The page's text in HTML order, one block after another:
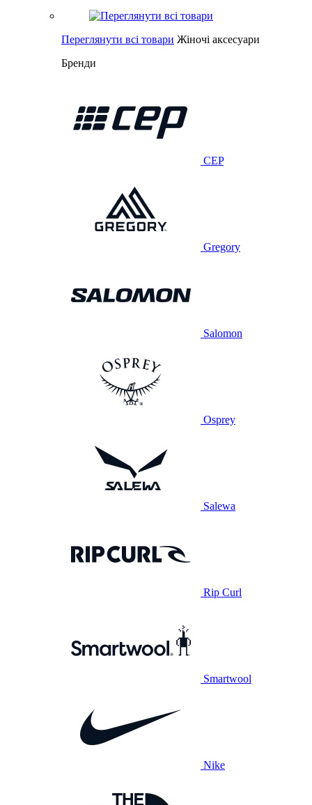
Переглянути всі товари Жіночі аксесуари
Бренди
CEP
Gregory
Salomon
Osprey
Salewa
Rip Curl
Smartwool
Nike